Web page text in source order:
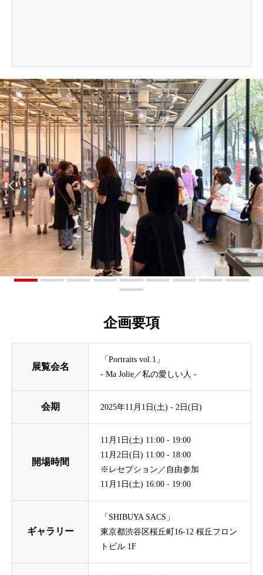
企画要項
展覧会名
「Portraits vol.1」
‐ Ma Jolie／私の愛しい人 ‐
会期 2025年11月1日(土) - 2日(日)
開場時間
11月1日(土) 11:00 - 19:00
11月2日(日) 11:00 - 18:00
※レセプション／自由参加
11月1日(土) 16:00 - 19:00
ギャラリー
「SHIBUYA SACS」
東京都渋谷区桜丘町16-12 桜丘フロン
トビル 1F